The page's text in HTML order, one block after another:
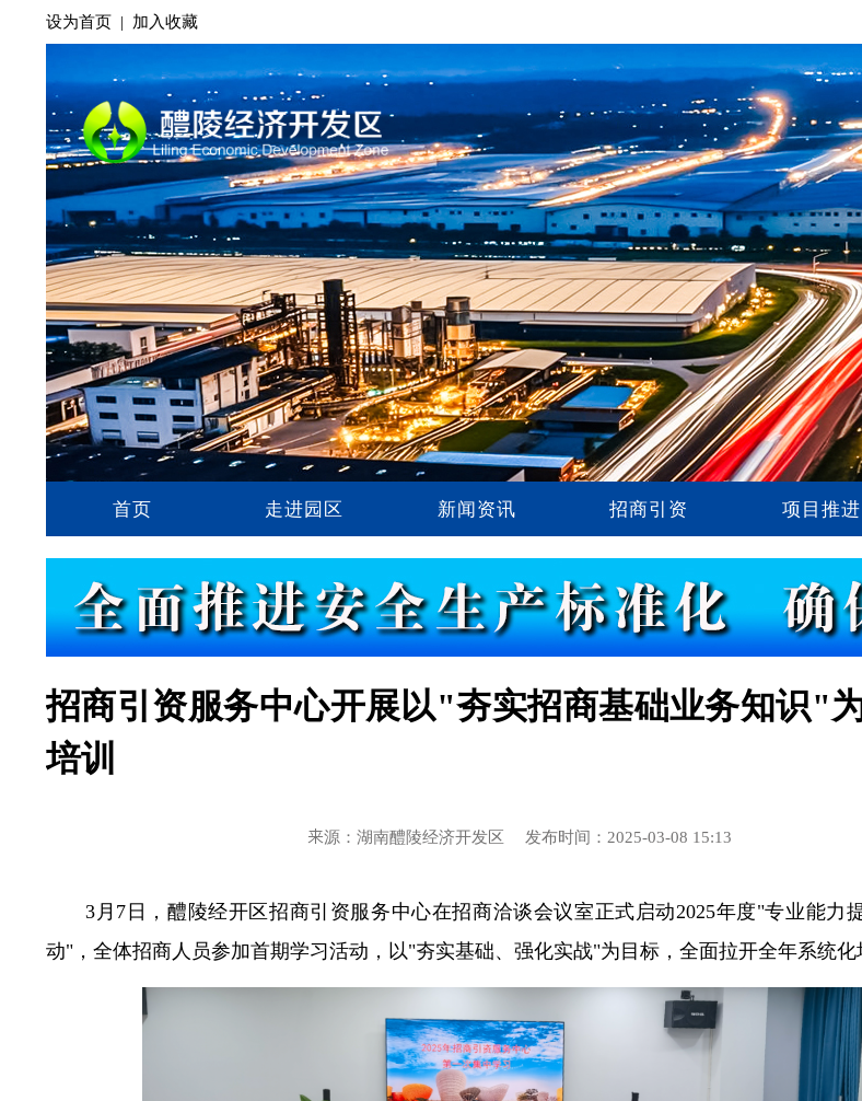
设为首页 | 加入收藏
首页 走进园区 新闻资讯 招商引资 项目推进
招商引资服务中心开展以"夯实招商基础业务知识"
培训
来源：湖南醴陵经济开发区 发布时间：2025-03-08 15:13
3月7日，醴陵经开区招商引资服务中心在招商洽谈会议室正式启动2025年度"专业能力
动"，全体招商人员参加首期学习活动，以"夯实基础、强化实战"为目标，全面拉开全年系统化